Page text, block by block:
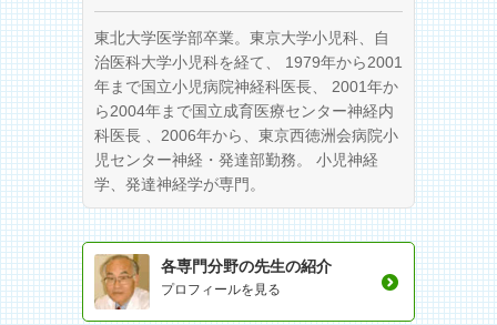
東北大学医学部卒業。東京大学小児科、自
治医科大学小児科を経て、 1979年から2001
年まで国立小児病院神経科医長、 2001年か
ら2004年まで国立成育医療センター神経内
科医長 、2006年から、東京西徳洲会病院小
児センター神経・発達部勤務。 小児神経
学、発達神経学が専門。
各専門分野の先生の紹介
プロフィールを見る